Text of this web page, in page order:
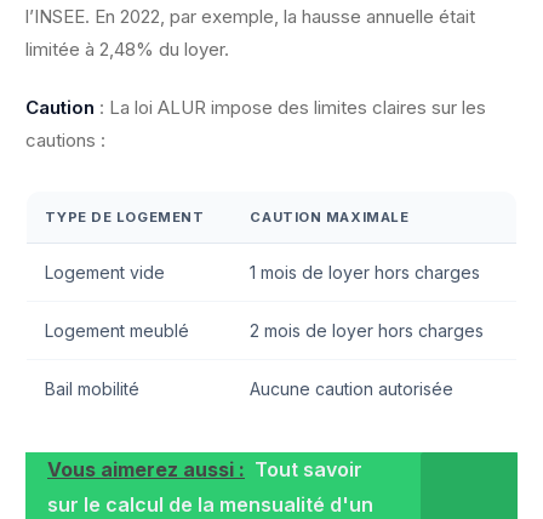
l’INSEE. En 2022, par exemple, la hausse annuelle était
limitée à 2,48% du loyer.
Caution : La loi ALUR impose des limites claires sur les
cautions :
TYPE DE LOGEMENT CAUTION MAXIMALE
Logement vide 1 mois de loyer hors charges
Logement meublé 2 mois de loyer hors charges
Bail mobilité Aucune caution autorisée
Vous aimerez aussi : Tout savoir
sur le calcul de la mensualité d'un